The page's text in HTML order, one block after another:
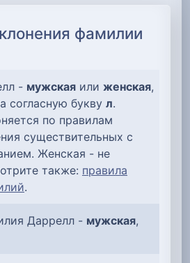
фамилии
- мужская или женская,
согласную букву л.
по правилам
существительных с
Женская - не
также: правила
.
Даррелл - мужская,